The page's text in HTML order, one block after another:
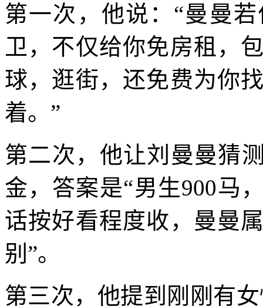
第一次，他说：“曼曼
卫，不仅给你免房租，
球，逛街，还免费为你
着。”
第二次，他让刘曼曼猜
金，答案是“男生900马
话按好看程度收，曼曼
别”。
第三次，他提到刚刚有